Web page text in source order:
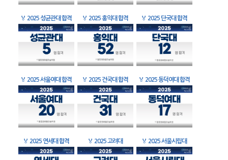
🏅 2025 성균관대 합격 🏅 2025 홍익대 합격 🏅 2025 단국대 합격
🏅 2025 서울여대 합격 🏅 2025 건국대 합격 🏅 2025 동덕여대 합격
🏅 2025 연세대 합격 🏅 2025 고려대 🏅 2025 서울시립대